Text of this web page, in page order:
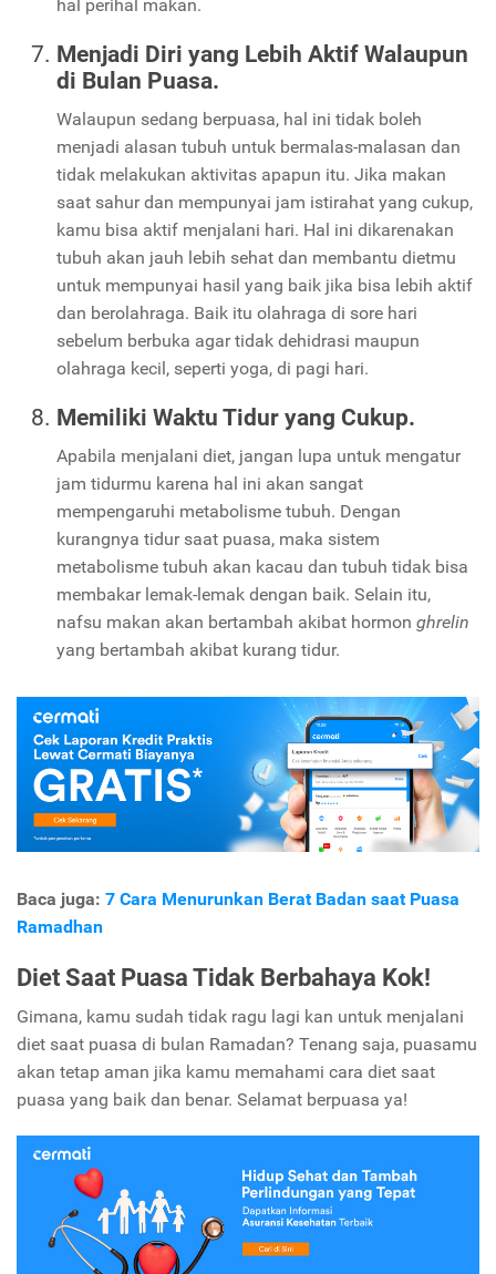
hal perihal makan.
Menjadi Diri yang Lebih Aktif Walaupun
di Bulan Puasa.
Walaupun sedang berpuasa, hal ini tidak boleh
menjadi alasan tubuh untuk bermalas-malasan dan
tidak melakukan aktivitas apapun itu. Jika makan
saat sahur dan mempunyai jam istirahat yang cukup,
kamu bisa aktif menjalani hari. Hal ini dikarenakan
tubuh akan jauh lebih sehat dan membantu dietmu
untuk mempunyai hasil yang baik jika bisa lebih aktif
dan berolahraga. Baik itu olahraga di sore hari
sebelum berbuka agar tidak dehidrasi maupun
olahraga kecil, seperti yoga, di pagi hari.
Memiliki Waktu Tidur yang Cukup.
Apabila menjalani diet, jangan lupa untuk mengatur
jam tidurmu karena hal ini akan sangat
mempengaruhi metabolisme tubuh. Dengan
kurangnya tidur saat puasa, maka sistem
metabolisme tubuh akan kacau dan tubuh tidak bisa
membakar lemak-lemak dengan baik. Selain itu,
nafsu makan akan bertambah akibat hormon ghrelin
yang bertambah akibat kurang tidur.
Baca juga: 7 Cara Menurunkan Berat Badan saat Puasa
Ramadhan
Diet Saat Puasa Tidak Berbahaya Kok!
Gimana, kamu sudah tidak ragu lagi kan untuk menjalani
diet saat puasa di bulan Ramadan? Tenang saja, puasamu
akan tetap aman jika kamu memahami cara diet saat
puasa yang baik dan benar. Selamat berpuasa ya!